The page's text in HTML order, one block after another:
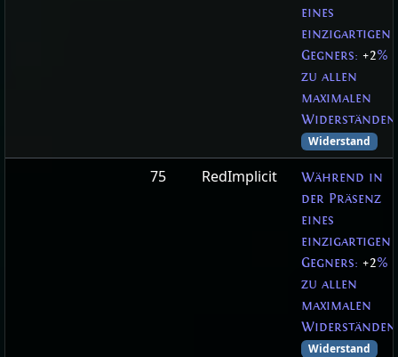
eines
einzigartigen
Gegners: +2%
zu allen
maximalen
Widerständen
Widerstand
75 RedImplicit
Während in
der Präsenz
eines
einzigartigen
Gegners: +2%
zu allen
maximalen
Widerständen
Widerstand